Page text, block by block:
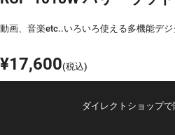
動画、音楽etc..いろいろ使える多機能デジ
¥17,600(税込)
ダイレクトショップで